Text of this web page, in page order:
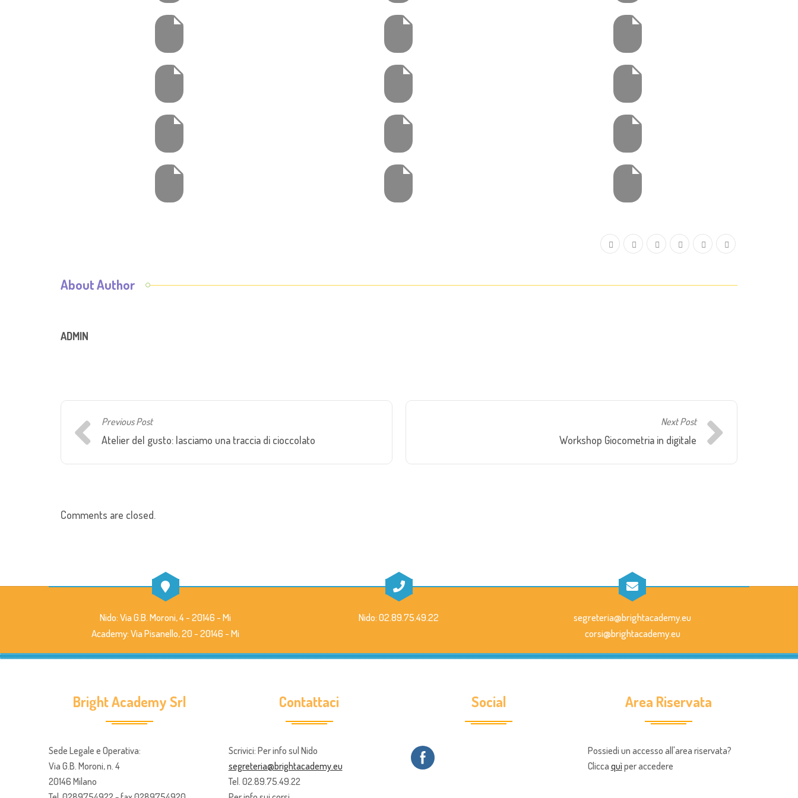
About Author
ADMIN
Previous Post
Atelier del gusto: lasciamo una traccia di cioccolato
Next Post
Workshop Giocometria in digitale
Comments are closed.
Nido: Via G.B. Moroni, 4 - 20146 - Mi
Academy: Via Pisanello, 20 - 20146 - Mi
Nido: 02.89.75.49.22
segreteria@brightacademy.eu
corsi@brightacademy.eu
Bright Academy Srl
Sede Legale e Operativa:
Via G.B. Moroni, n. 4
20146 Milano
Contattaci
Scrivici: Per info sul Nido
segreteria@brightacademy.eu
Tel. 02.89.75.49.22
Social Area Riservata
Possiedi un accesso all'area riservata?
Clicca quìper accedere